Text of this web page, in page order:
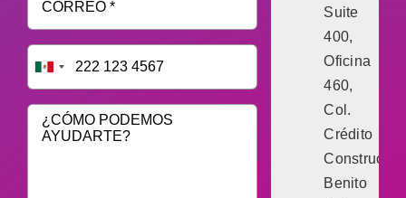
Suite
400,
Oficina
460,
Col.
Crédito
Constructor,
Benito